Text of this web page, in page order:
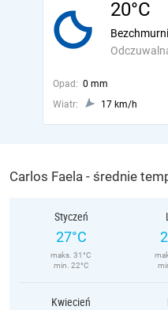
20°C
Opad: 0 mm
Wiatr:
17 km/h
Carlos Faela - średnie
Styczeń
27°C
maks. 31°C
min. 22°C
Kwiecień